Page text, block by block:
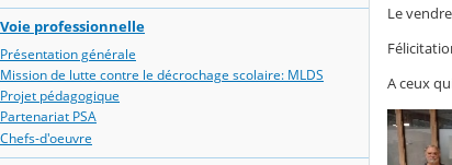
Voie professionnelle
Présentation générale
Mission de lutte contre le décrochage scolaire: MLDS
Projet pédagogique
Partenariat PSA
Chefs-d'oeuvre
Le
A ceux